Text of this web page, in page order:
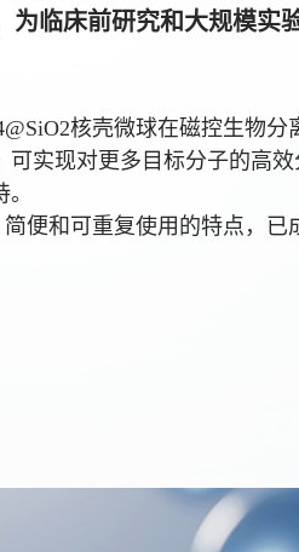
为临床前研究和大规模实
核壳微球在磁控生物分
实现对更多目标分子的高效
便和可重复使用的特点，已